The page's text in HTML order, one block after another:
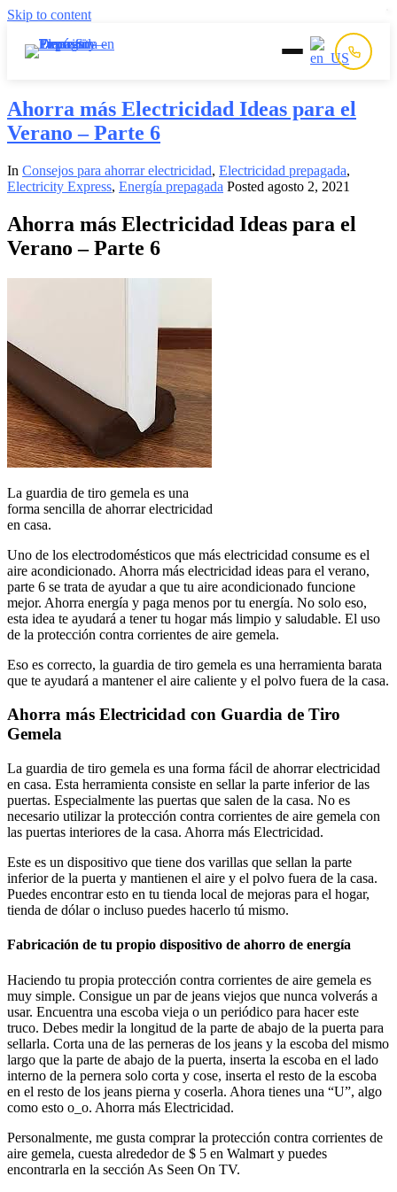
Skip to content
Inicio
Postpago
Quiénes Somos
Ahorra más Electricidad Ideas para el
Verano – Parte 6
In Consejos para ahorrar electricidad, Electricidad prepagada,
Electricity Express, Energía prepagada Posted agosto 2, 2021
Ahorra más Electricidad Ideas para el
Verano – Parte 6
La guardia de tiro gemela es una
forma sencilla de ahorrar electricidad
en casa.
Uno de los electrodomésticos que más electricidad consume es el
aire acondicionado. Ahorra más electricidad ideas para el verano,
parte 6 se trata de ayudar a que tu aire acondicionado funcione
mejor. Ahorra energía y paga menos por tu energía. No solo eso,
esta idea te ayudará a tener tu hogar más limpio y saludable. El uso
de la protección contra corrientes de aire gemela.
Eso es correcto, la guardia de tiro gemela es una herramienta barata
que te ayudará a mantener el aire caliente y el polvo fuera de la casa.
Ahorra más Electricidad con Guardia de Tiro
Gemela
La guardia de tiro gemela es una forma fácil de ahorrar electricidad
en casa. Esta herramienta consiste en sellar la parte inferior de las
puertas. Especialmente las puertas que salen de la casa. No es
necesario utilizar la protección contra corrientes de aire gemela con
las puertas interiores de la casa. Ahorra más Electricidad.
Este es un dispositivo que tiene dos varillas que sellan la parte
inferior de la puerta y mantienen el aire y el polvo fuera de la casa.
Puedes encontrar esto en tu tienda local de mejoras para el hogar,
tienda de dólar o incluso puedes hacerlo tú mismo.
Fabricación de tu propio dispositivo de ahorro de energía
Haciendo tu propia protección contra corrientes de aire gemela es
muy simple. Consigue un par de jeans viejos que nunca volverás a
usar. Encuentra una escoba vieja o un periódico para hacer este
truco. Debes medir la longitud de la parte de abajo de la puerta para
sellarla. Corta una de las perneras de los jeans y la escoba del mismo
largo que la parte de abajo de la puerta, inserta la escoba en el lado
interno de la pernera solo corta y cose, inserta el resto de la escoba
en el resto de los jeans pierna y coserla. Ahora tienes una “U”, algo
como esto o_o. Ahorra más Electricidad.
Personalmente, me gusta comprar la protección contra corrientes de
aire gemela, cuesta alrededor de $ 5 en Walmart y puedes
encontrarla en la sección As Seen On TV.